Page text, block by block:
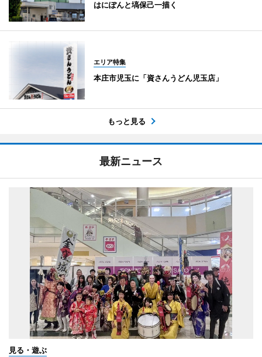
はにぽんと塙保己一描く
エリア特集
本庄市児玉に「資さんうどん児玉店」
もっと見る
最新ニュース
見る・遊ぶ